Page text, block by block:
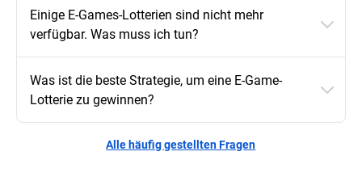
Einige E-Games-Lotterien sind nicht mehr
verfügbar. Was muss ich tun?
Was ist die beste Strategie, um eine E-Game-
Lotterie zu gewinnen?
Alle häufig gestellten Fragen